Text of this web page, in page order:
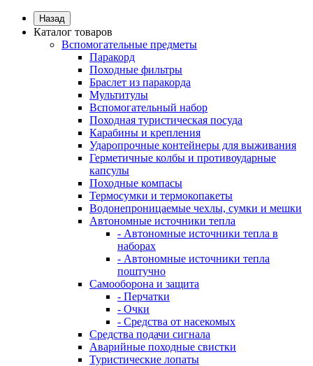
Назад
Каталог товаров
Вспомогательные предметы
Паракорд
Походные фильтры
Браслет из паракорда
Мультитулы
Вспомогательный набор
Походная туристическая посуда
Карабины и крепления
Ударопрочные контейнеры для выживания
Герметичные колбы и противоударные
капсулы
Походные компасы
Термосумки и термокопакеты
Водонепроницаемые чехлы, сумки и мешки
Автономные источники тепла
- Автономные источники тепла в
наборах
- Автономные источники тепла
поштучно
Самооборона и защита
- Перчатки
- Очки
- Средства от насекомых
Средства подачи сигнала
Аварийные походные свистки
Туристические лопаты